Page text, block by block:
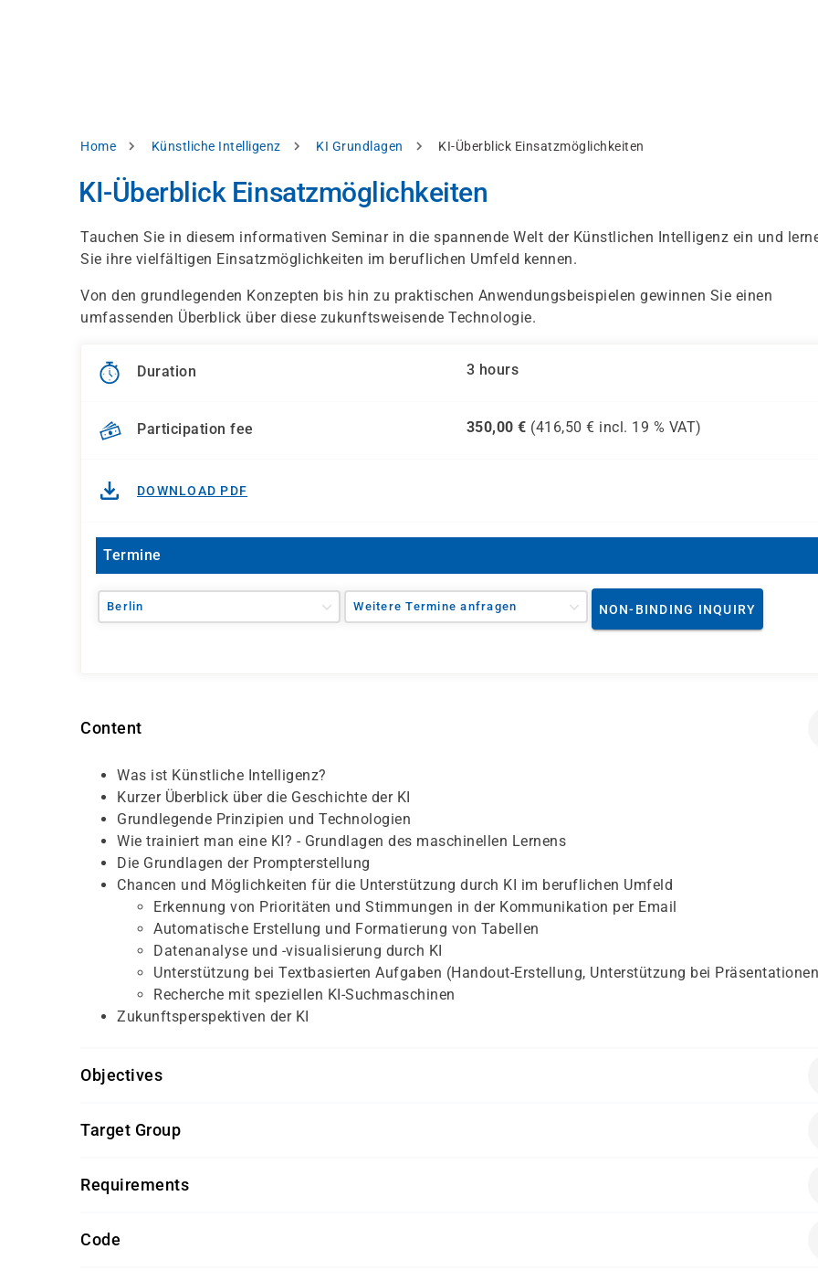
Breadcrumb
Home Künstliche Intelligenz KI Grundlagen KI-Überblick Einsatzmöglichkeiten
KI-Überblick Einsatzmöglichkeiten
Tauchen Sie in diesem informativen Seminar in die spannende Welt der Künstlichen Intelligenz ein und
Sie ihre vielfältigen Einsatzmöglichkeiten im beruflichen Umfeld kennen.
Von den grundlegenden Konzepten bis hin zu praktischen Anwendungsbeispielen gewinnen Sie einen
umfassenden Überblick über diese zukunftsweisende Technologie.
Duration 3 hours
Participation fee 350,00 € (416,50 € incl. 19 % VAT)
DOWNLOAD PDF
Termine
Berlin Weitere Termine anfragen NON-BINDING INQUIRY
Content
Was ist Künstliche Intelligenz?
Kurzer Überblick über die Geschichte der KI
Grundlegende Prinzipien und Technologien
Wie trainiert man eine KI? - Grundlagen des maschinellen Lernens
Die Grundlagen der Prompterstellung
Chancen und Möglichkeiten für die Unterstützung durch KI im beruflichen Umfeld
Erkennung von Prioritäten und Stimmungen in der Kommunikation per Email
Automatische Erstellung und Formatierung von Tabellen
Datenanalyse und -visualisierung durch KI
Unterstützung bei Textbasierten Aufgaben (Handout-Erstellung, Unterstützung bei
Recherche mit speziellen KI-Suchmaschinen
Zukunftsperspektiven der KI
Objectives
Zugang / Account zu ChatGPT
Target Group
Requirements
Code